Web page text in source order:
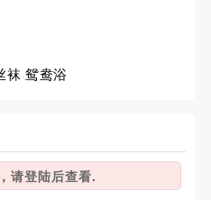
袜 鸳鸯浴
请登陆后查看.